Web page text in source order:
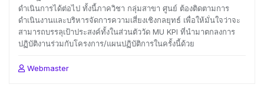
ดำเนินการได้ต่อไป ทั้งนี้ภาควิชา กลุ่มสาขา ศูนย์ ต้องติดตามการ
ดำเนินงานและบริหารจัดการความเสี่ยงเชิงกลยุทธ์ เพื่อให้มั่นใจว่าจะ
สามารถบรรลุเป้าประสงค์ทั้งในส่วนตัววัด MU KPI ที่นำมาตกลงการ
ปฏิบัติงานร่วมกับโครงการ/แผนปฏิบัติการในครั้งนี้ด้วย
Webmaster